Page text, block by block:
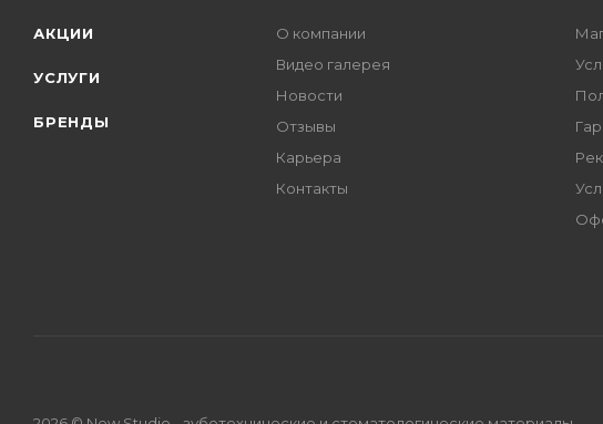
АКЦИИ
УСЛУГИ
БРЕНДЫ
О компании
Видео галерея
Новости
Отзывы
Карьера
Контакты